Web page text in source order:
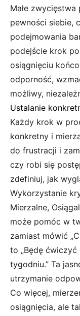
Małe
pewności siebie,
podejmowania
podejście krok
osiągnięciu
odporność,
możliwy,
Ustalanie
Każdy krok w
konkretny i
do frustracji i
czy robi się
zdefiniuj, jak
Wykorzystanie
Mierzalne,
może pomóc w
zamiast mówić
to „Będę
tygodniu.” Ta
utrzymanie
Co więcej,
osiągnięcia, ale